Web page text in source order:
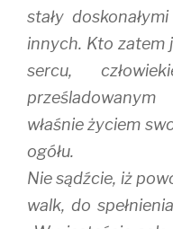
stały
innych. Kto zatem
sercu,
właśnie życiem
ogółu.
Nie sądźcie, iż
walk, do